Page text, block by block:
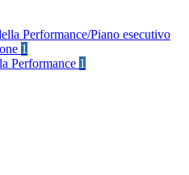
Performance/Piano esecutivo
1
Performance 1